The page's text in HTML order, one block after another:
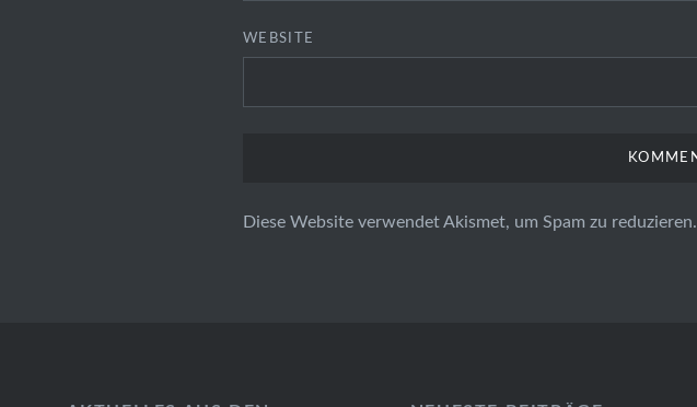
WEBSITE
Diese Website verwendet Akismet, um Spam zu reduzieren.